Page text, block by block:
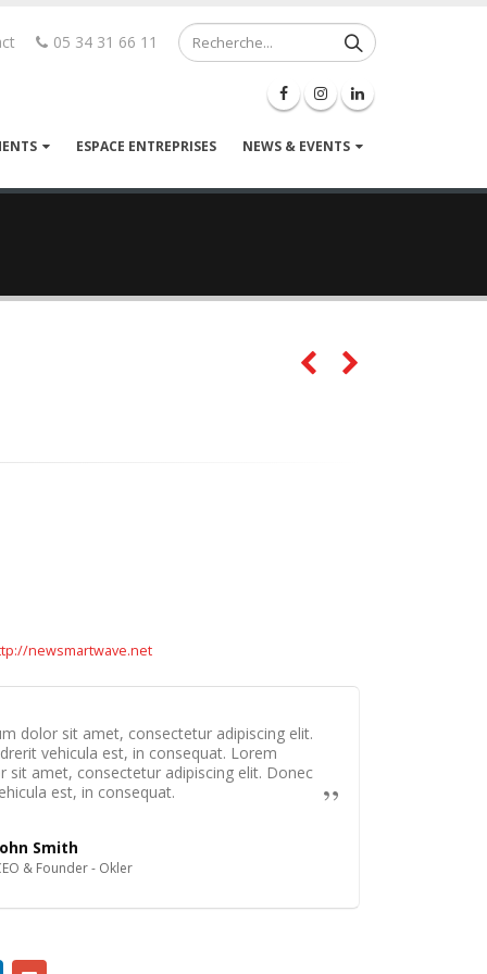
05 34 31 66 11
ESPACE ENTREPRISES NEWS & EVENTS
newsmartwave.net
dolor sit amet, consectetur adipiscing elit.
vehicula est, in consequat. Lorem
sit amet, consectetur adipiscing elit. Donec
est, in consequat.
Smith
& Founder - Okler